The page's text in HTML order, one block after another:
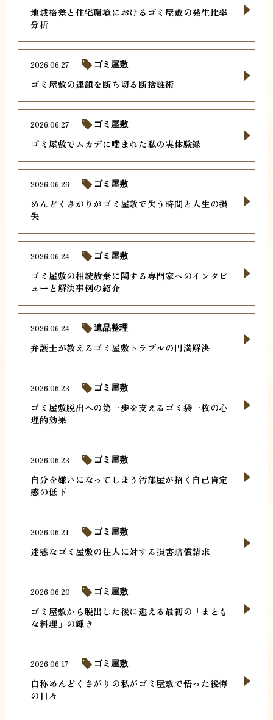
地域格差と住宅環境におけるゴミ屋敷の発生比率
分析
ゴミ屋敷の連鎖を断ち切る断捨離術
2026.06.27 ゴミ屋敷
ゴミ屋敷でムカデに噛まれた私の実体験録
2026.06.27 ゴミ屋敷
めんどくさがりがゴミ屋敷で失う時間と人生の損
失
2026.06.26 ゴミ屋敷
ゴミ屋敷の相続放棄に関する専門家へのインタビ
ューと解決事例の紹介
2026.06.24 ゴミ屋敷
弁護士が教えるゴミ屋敷トラブルの円満解決
2026.06.24 遺品整理
ゴミ屋敷脱出への第一歩を支えるゴミ袋一枚の心
理的効果
2026.06.23 ゴミ屋敷
自分を嫌いになってしまう汚部屋が招く自己肯定
感の低下
2026.06.23 ゴミ屋敷
迷惑なゴミ屋敷の住人に対する損害賠償請求
2026.06.21 ゴミ屋敷
ゴミ屋敷から脱出した後に迎える最初の「まとも
な料理」の輝き
2026.06.20 ゴミ屋敷
自称めんどくさがりの私がゴミ屋敷で悟った後悔
の日々
2026.06.17 ゴミ屋敷